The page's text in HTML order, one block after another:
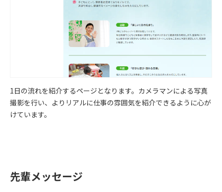
1日の流れを紹介するページとなります。カメラマンによる写真
撮影を行い、よりリアルに仕事の雰囲気を紹介できるように心が
けています。
先輩メッセージ